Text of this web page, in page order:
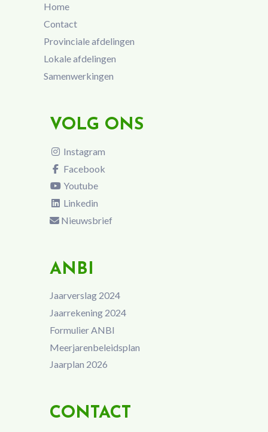
Home
Contact
Provinciale afdelingen
Lokale afdelingen
Samenwerkingen
VOLG ONS
Instagram
Facebook
Youtube
Linkedin
Nieuwsbrief
ANBI
Jaarverslag 2024
Jaarrekening 2024
Formulier ANBI
Meerjarenbeleidsplan
Jaarplan 2026
CONTACT